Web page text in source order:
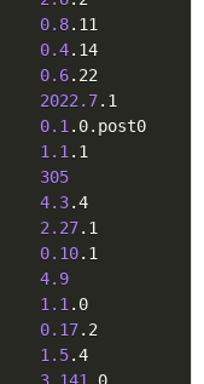
0.8.11
0.4.14
0.6.22
2022.7.1
0.1 .0.post0
1.1 .1
305
4.3.4
2.27.1
0.10.1
4.9
1.1 .0
0.17.2
1.5.4